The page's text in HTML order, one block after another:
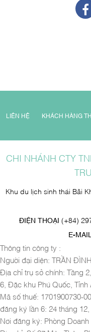
LIÊN HỆ KHÁCH HÀNG
CHI NHÁNH CTY
Khu du lịch sinh thái Bãi
ĐIỆN THOẠI (+84)
E-MAIL
Thông tin công ty :
Người đại diện: TRẦN
Địa chỉ trụ sở chính: Tầng
6, Đặc khu Phú Quốc, Tỉnh
Mã số thuế: 1701900730-
đăng ký lần 6: 24 tháng
Nơi đăng ký: Phòng